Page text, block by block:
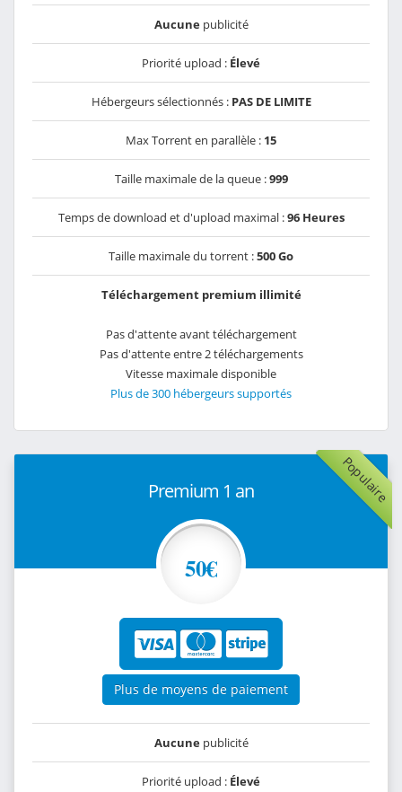
Aucunepublicité
Priorité upload : Élevé
Hébergeurs sélectionnés : PAS DE LIMITE
Max Torrent en parallèle : 15
Taille maximale de la queue :999
Temps de download et d'upload maximal :96 Heures
Taille maximale du torrent :500 Go
Téléchargement premium illimité
Pas d'attente avant téléchargement
Pas d'attente entre 2 téléchargements
Vitesse maximale disponible
Plus de 300 hébergeurs supportés
Populaire
Premium 1 an
50€
Plus de moyens de paiement
Aucunepublicité
Priorité upload : Élevé